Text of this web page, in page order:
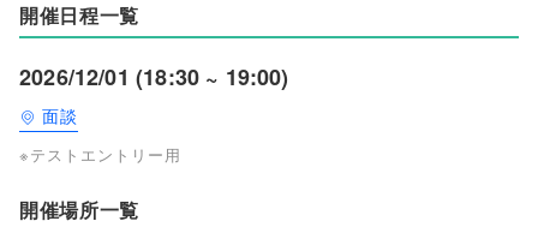
開催日程一覧
2026/12/01 (18:30 ~ 19:00)
面談
※テストエントリー用
開催場所一覧